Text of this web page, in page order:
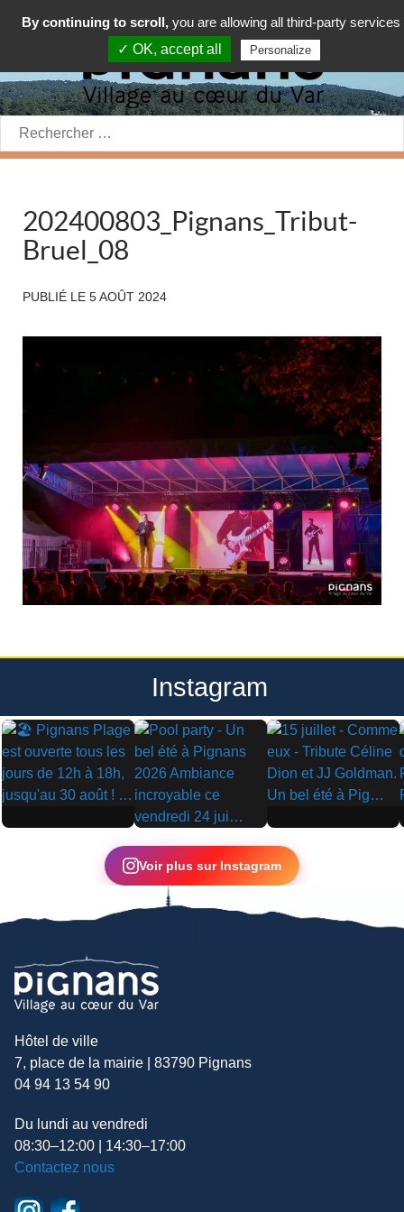
Rechercher:
202400803_Pignans_Tribut-
Bruel_08
PUBLIÉ LE 5 AOÛT 2024
Instagram
▶
▶
▶
Voir plus sur Instagram
Hôtel de ville
7, place de la mairie | 83790 Pignans
04 94 13 54 90
Du lundi au vendredi
08:30–12:00 | 14:30–17:00
Contactez nous
By continuing to scroll, you are allowing all third-party services
✓ OK, accept all
Personalize